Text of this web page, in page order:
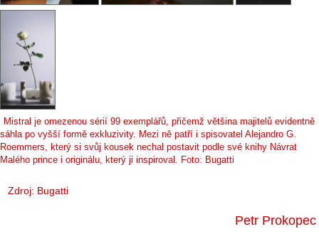
Mistral je omezenou sérií 99 exemplářů, přičemž většina majitelů evidentně
sáhla po vyšší formě exkluzivity. Mezi ně patří i spisovatel Alejandro G.
Roemmers, který si svůj kousek nechal postavit podle své knihy Návrat
Malého prince i originálu, který ji inspiroval. Foto: Bugatti
Zdroj: Bugatti
Petr Prokopec